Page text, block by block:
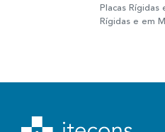
Placas Rígidas
Rígidas e em